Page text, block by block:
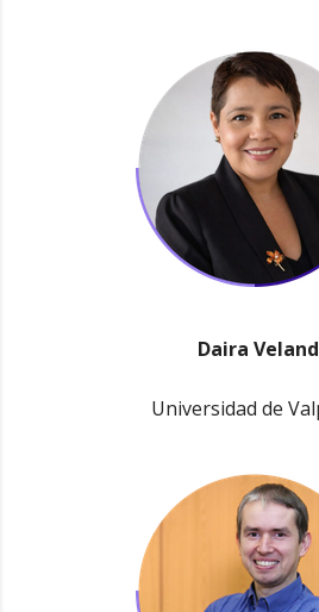
Daira
Universidad de